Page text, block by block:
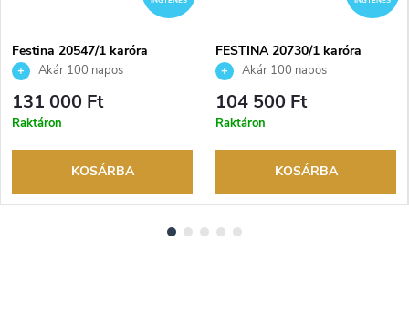
Festina 20547/1 karóra
Akár 100 napos
visszaküldési lehetőség. Hivatalos
márkakereskedő.
131 000 Ft
Raktáron
KOSÁRBA
FESTINA 20730/1 karóra
Akár 100 napos
visszaküldési lehetőség. Hivatalos
márkakereskedő.
104 500 Ft
Raktáron
KOSÁRBA